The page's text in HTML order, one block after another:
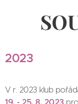
2023
V r. 2023 klub